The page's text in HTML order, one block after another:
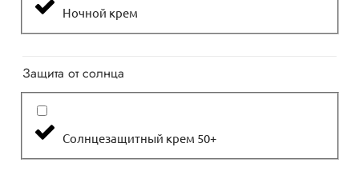
Ночной крем
Защита от солнца
Солнцезащитный крем 50+